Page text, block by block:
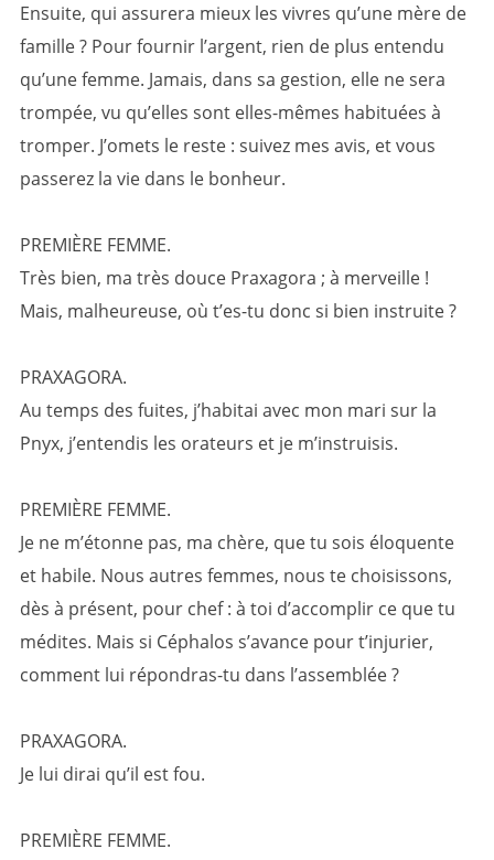
Ensuite, qui assurera mieux les vivres qu’une mère de
famille ? Pour fournir l’argent, rien de plus entendu
qu’une femme. Jamais, dans sa gestion, elle ne sera
trompée, vu qu’elles sont elles-mêmes habituées à
tromper. J’omets le reste : suivez mes avis, et vous
passerez la vie dans le bonheur.
PREMIÈRE FEMME.
Très bien, ma très douce Praxagora ; à merveille !
Mais, malheureuse, où t’es-tu donc si bien instruite ?
PRAXAGORA.
Au temps des fuites, j’habitai avec mon mari sur la
Pnyx, j’entendis les orateurs et je m’instruisis.
PREMIÈRE FEMME.
Je ne m’étonne pas, ma chère, que tu sois éloquente
et habile. Nous autres femmes, nous te choisissons,
dès à présent, pour chef : à toi d’accomplir ce que tu
médites. Mais si Céphalos s’avance pour t’injurier,
comment lui répondras-tu dans l’assemblée ?
PRAXAGORA.
Je lui dirai qu’il est fou.
PREMIÈRE FEMME.